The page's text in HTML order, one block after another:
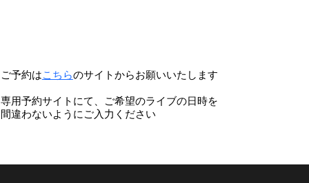
ご予約はこちらのサイトからお願いいたします
専用予約サイトにて、ご希望のライブの日時を
間違わないようにご入力ください